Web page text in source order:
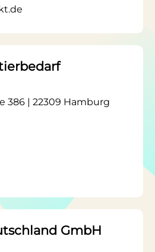
386 | 22309 Hamburg
GmbH